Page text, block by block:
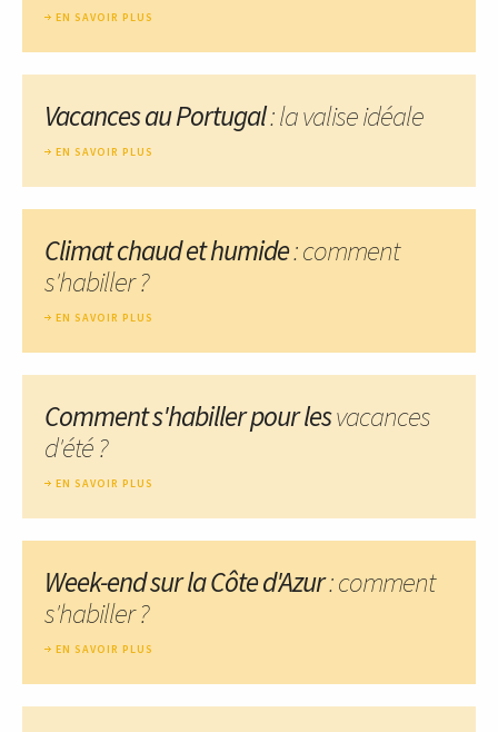
EN SAVOIR PLUS
Vacances au Portugal: la valise idéale
EN SAVOIR PLUS
Climat chaud et humide: comment
s'habiller ?
EN SAVOIR PLUS
Comment s'habiller pour lesvacances
d'été ?
EN SAVOIR PLUS
Week-end sur la Côte d'Azur: comment
s'habiller ?
EN SAVOIR PLUS